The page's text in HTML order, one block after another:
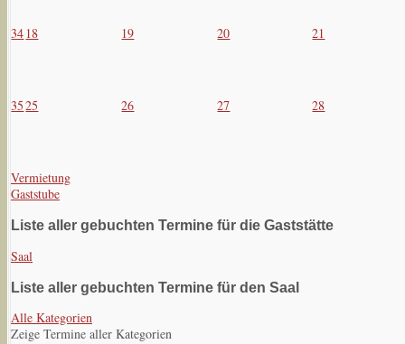
34 18 19 20 21
3525 26 27 28
Vermietung
Gaststube
Liste aller gebuchten Termine für die Gaststätte
Saal
Liste aller gebuchten Termine für den Saal
Alle Kategorien
Zeige Termine aller Kategorien